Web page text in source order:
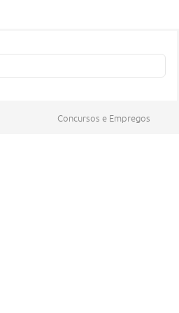
Concursos e Empregos